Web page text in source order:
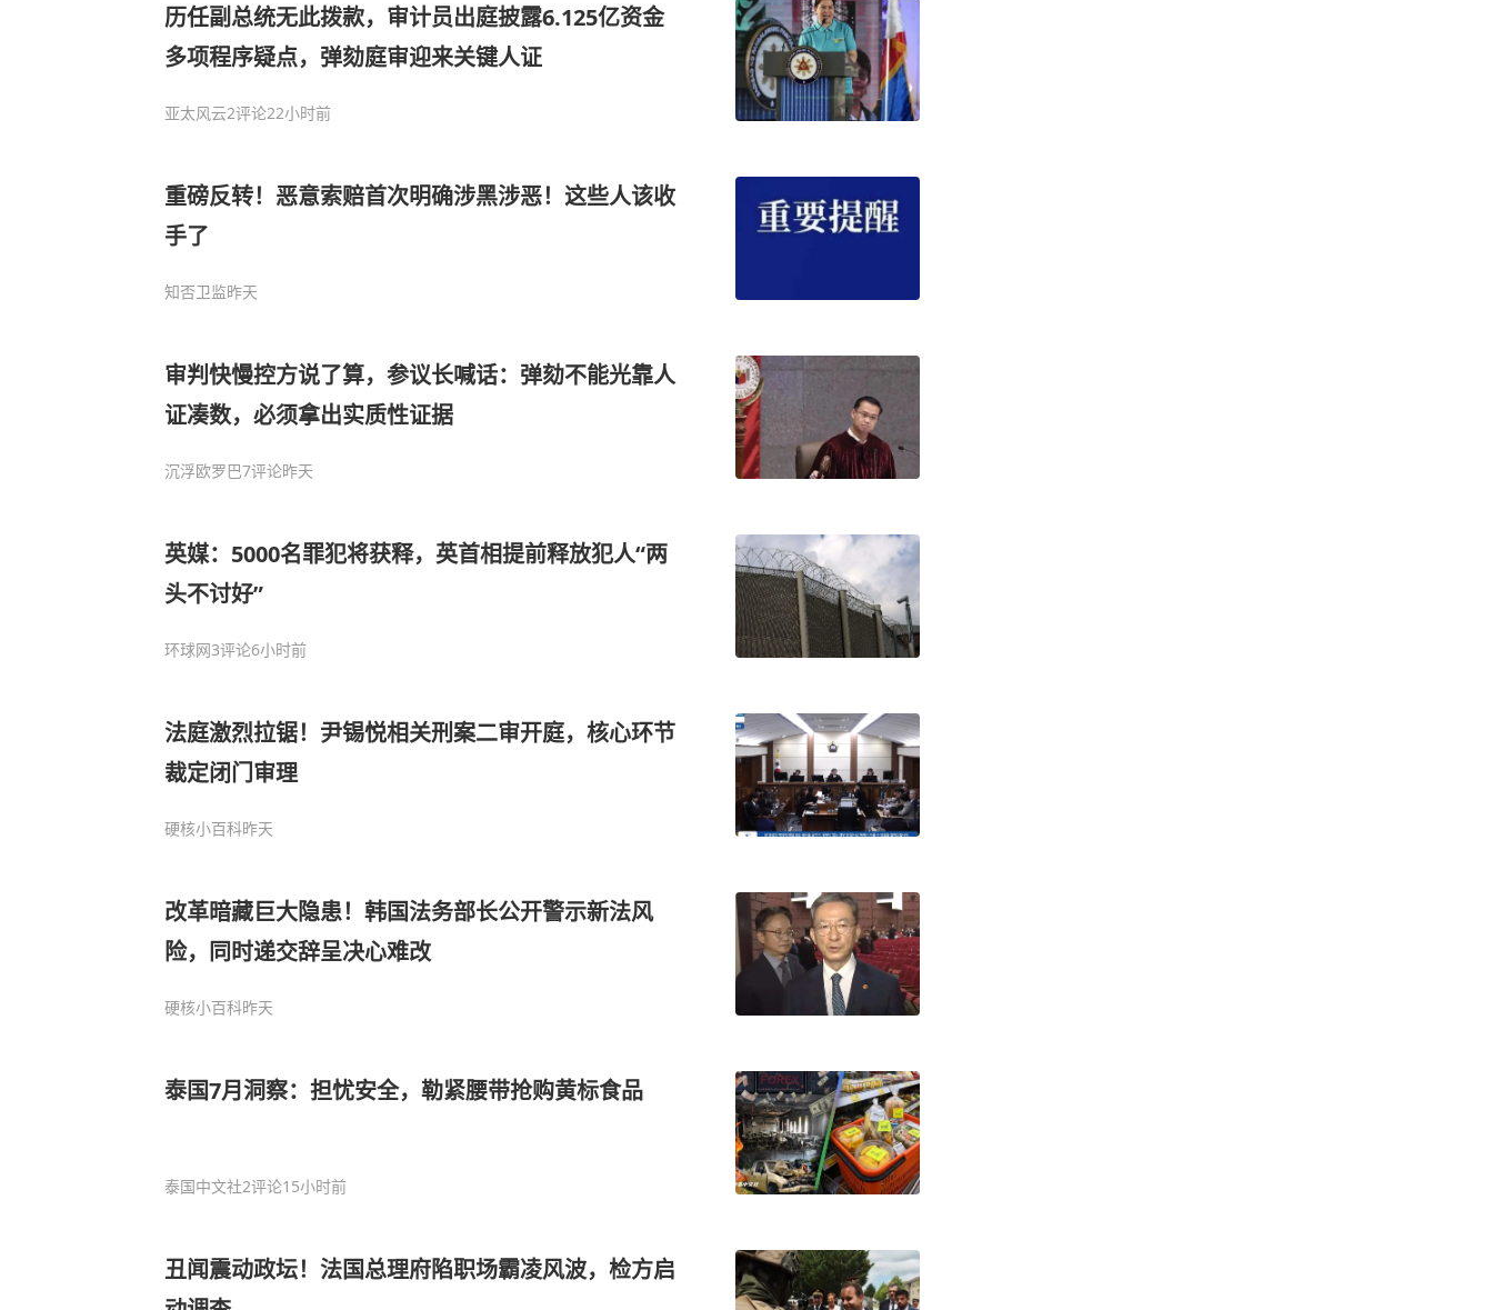
历任副总统无此拨款，审计员出庭披露6.125亿资金
多项程序疑点，弹劾庭审迎来关键人证
亚太风云2评论22小时前
重磅反转！恶意索赔首次明确涉黑涉恶！这些人该收
手了
知否卫监昨天
审判快慢控方说了算，参议长喊话：弹劾不能光靠人
证凑数，必须拿出实质性证据
沉浮欧罗巴7评论昨天
英媒：5000名罪犯将获释，英首相提前释放犯人“两
头不讨好”
环球网3评论6小时前
法庭激烈拉锯！尹锡悦相关刑案二审开庭，核心环节
裁定闭门审理
硬核小百科昨天
改革暗藏巨大隐患！韩国法务部长公开警示新法风
险，同时递交辞呈决心难改
硬核小百科昨天
泰国7月洞察：担忧安全，勒紧腰带抢购黄标食品
泰国中文社2评论15小时前
丑闻震动政坛！法国总理府陷职场霸凌风波，检方启